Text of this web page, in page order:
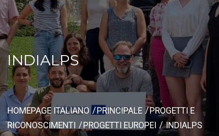
INDIALPS
HOMEPAGE ITALIANO PRINCIPALE
PROGETTI E
RICONOSCIMENTI
PROGETTI EUROPEI INDIALPS